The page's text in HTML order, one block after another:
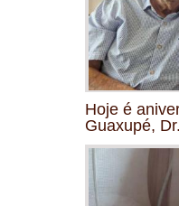
Hoje é
Guaxupé,